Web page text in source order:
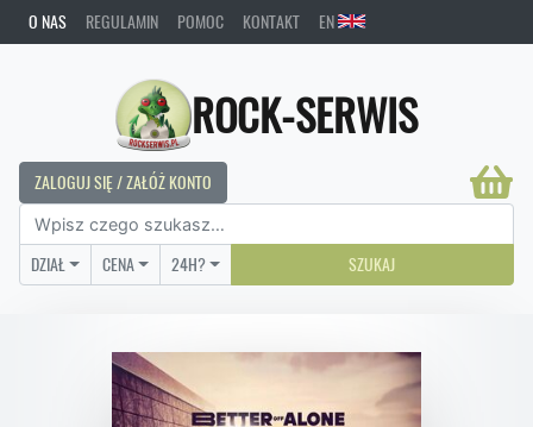
O NAS REGULAMIN POMOC KONTAKT EN
ROCK-SERWIS
ZALOGUJ SIĘ / ZAŁÓŻ KONTO
DZIAŁ CENA 24H? SZUKAJ